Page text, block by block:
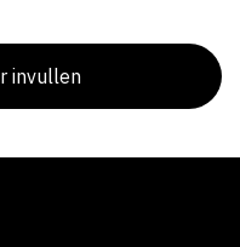
invullen